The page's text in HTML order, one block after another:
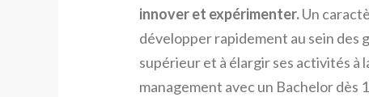
innover et expérimenter.Un
développer rapidement au sein des
supérieur et à élargir ses activités à
management avec un Bachelor dès